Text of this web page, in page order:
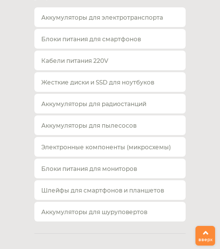
Аккумуляторы для электротранспорта
Блоки питания для смартфонов
Кабели питания 220V
Жесткие диски и SSD для ноутбуков
Аккумуляторы для радиостанций
Аккумуляторы для пылесосов
Электронные компоненты (микросхемы)
Блоки питания для мониторов
Шлейфы для смартфонов и планшетов
Аккумуляторы для шуруповертов
вверх